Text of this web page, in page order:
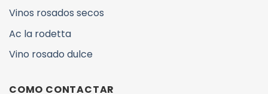
Vinos rosados secos
Ac la rodetta
Vino rosado dulce
COMO CONTACTAR